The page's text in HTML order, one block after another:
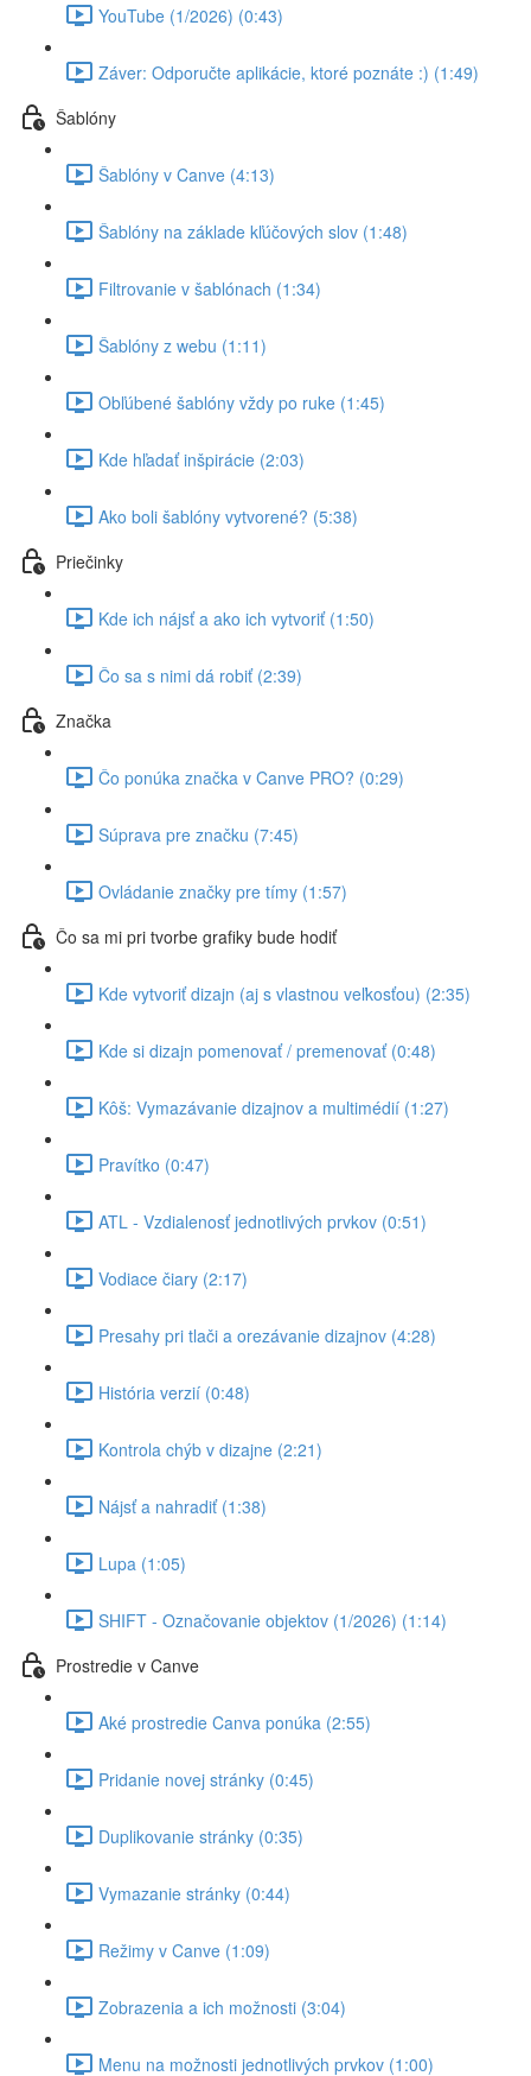
YouTube (1/2026) (0:43)
Záver: Odporučte aplikácie, ktoré poznáte :) (1:49)
Šablóny
Šablóny v Canve (4:13)
Šablóny na základe kľúčových slov (1:48)
Filtrovanie v šablónach (1:34)
Šablóny z webu (1:11)
Obľúbené šablóny vždy po ruke (1:45)
Kde hľadať inšpirácie (2:03)
Ako boli šablóny vytvorené? (5:38)
Priečinky
Kde ich nájsť a ako ich vytvoriť (1:50)
Čo sa s nimi dá robiť (2:39)
Značka
Čo ponúka značka v Canve PRO? (0:29)
Súprava pre značku (7:45)
Ovládanie značky pre tímy (1:57)
Čo sa mi pri tvorbe grafiky bude hodiť
Kde vytvoriť dizajn (aj s vlastnou veľkosťou) (2:35)
Kde si dizajn pomenovať / premenovať (0:48)
Kôš: Vymazávanie dizajnov a multimédií (1:27)
Pravítko (0:47)
ATL - Vzdialenosť jednotlivých prvkov (0:51)
Vodiace čiary (2:17)
Presahy pri tlači a orezávanie dizajnov (4:28)
História verzií (0:48)
Kontrola chýb v dizajne (2:21)
Nájsť a nahradiť (1:38)
Lupa (1:05)
SHIFT - Označovanie objektov (1/2026) (1:14)
Prostredie v Canve
Aké prostredie Canva ponúka (2:55)
Pridanie novej stránky (0:45)
Duplikovanie stránky (0:35)
Vymazanie stránky (0:44)
Režimy v Canve (1:09)
Zobrazenia a ich možnosti (3:04)
Menu na možnosti jednotlivých prvkov (1:00)